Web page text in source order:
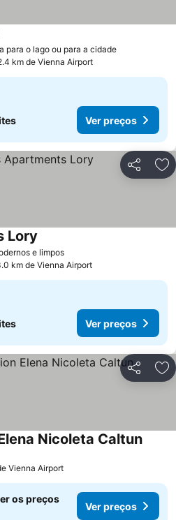
para o lago ou para a cidade
km de Vienna Airport
Ver preços
Partilhar
e limpos
Lory
km de Vienna Airport
Ver preços
Partilhar
Nicoleta Caltun
Vienna Airport
os preços
Ver preços